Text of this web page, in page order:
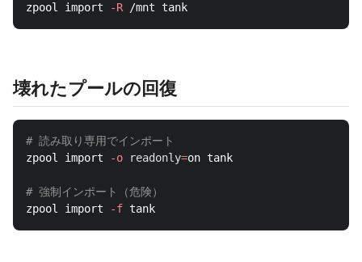
zpool import
-R
壊れたプールの回復
# 読み取り専用でインポート
zpool import
-o readonly=on tank
# 強制インポート（危険）
zpool import
-f